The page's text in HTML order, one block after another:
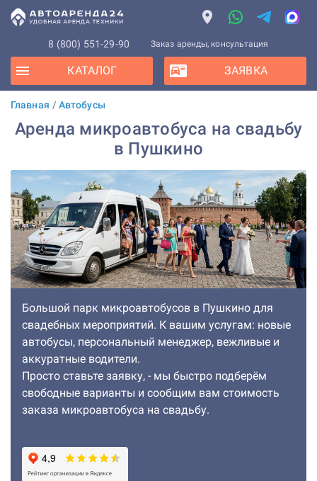
8 (800) 551-29-90 Заказ аренды, консультация
КАТАЛОГ ЗАЯВКА
Главная / Автобусы
Аренда микроавтобуса на свадьбу
в Пушкино
Большой парк микроавтобусов в Пушкино для
свадебных мероприятий. К вашим услугам: новые
автобусы, персональный менеджер, вежливые и
аккуратные водители.
Просто ставьте заявку, - мы быстро подберём
свободные варианты и сообщим вам стоимость
заказа микроавтобуса на свадьбу.